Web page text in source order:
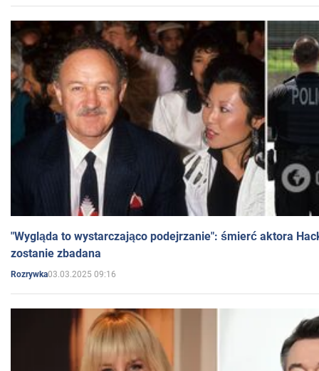
"Wygląda to wystarczająco podejrzanie": śmierć aktora
zostanie zbadana
Rozrywka03.03.2025 09:16